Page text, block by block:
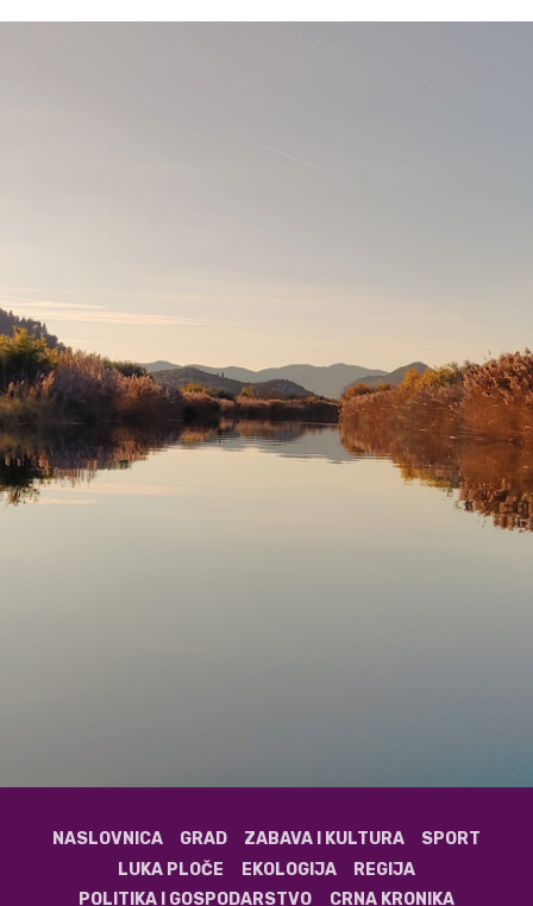
NASLOVNICA GRAD ZABAVA I KULTURA
SPORT
LUKA PLOČE
EKOLOGIJA
REGIJA
POLITIKA I GOSPODARSTVO
CRNA KRONIKA